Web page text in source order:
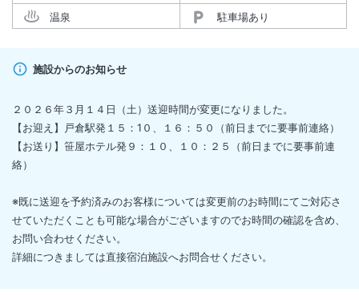
温泉
駐車場あり
施設からのお知らせ
２０２６年３月１４日（土）送迎時間が変更になりました。
【お迎え】戸倉駅発１５：1０、１６：５０（前日までに要事前連絡）
【お送り】笹屋ホテル発９：１０、１０：２５（前日までに要事前連
絡）
※既に送迎を予約済みのお客様については変更前のお時間にてご対応さ
せていただくことも可能な場合がございますのでお時間の確認を含め、
お問い合わせください。
詳細につきましては直接宿泊施設へお問合せください。